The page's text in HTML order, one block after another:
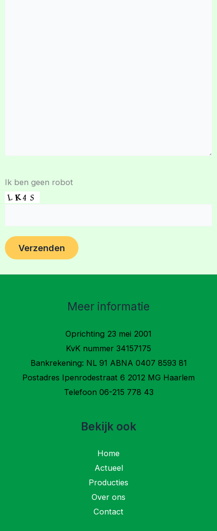
Ik ben geen robot
Meer informatie
Oprichting 23 mei 2001
KvK nummer 34157175
Bankrekening: NL 91 ABNA 0407 8593 81
Postadres Ipenrodestraat 6 2012 MG Haarlem
Telefoon 06-215 778 43
Bekijk ook
Home
Actueel
Producties
Over ons
Contact